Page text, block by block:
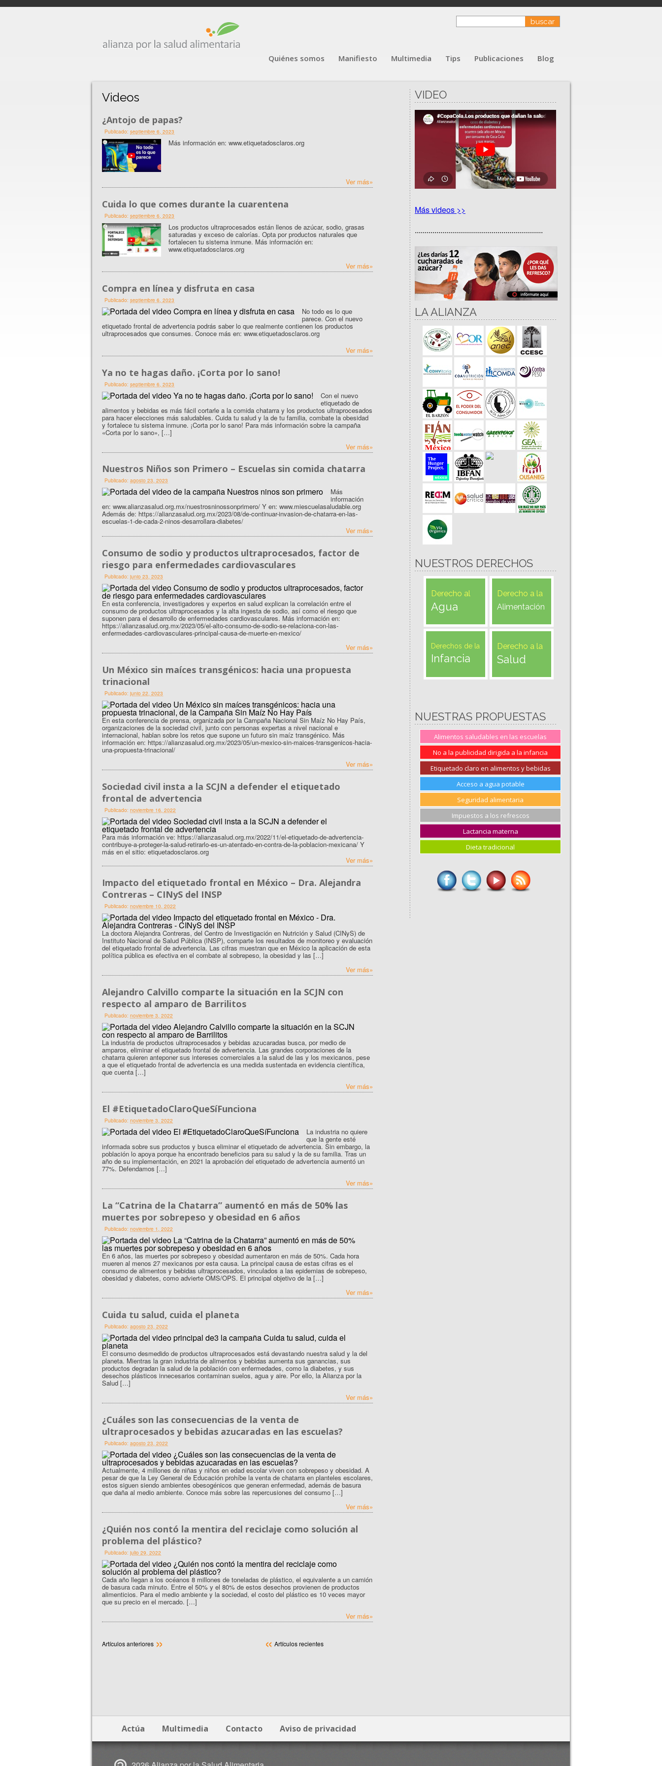
Quiénes somos Manifiesto Multimedia Tips Publicaciones Blog
Videos
¿Antojo de papas?
Publicado: septiembre 6, 2023
Más información en: www.etiquetadosclaros.org
Ver más»
Cuida lo que comes durante la cuarentena
Publicado: septiembre 6, 2023
Los productos ultraprocesados están llenos de azúcar, sodio, grasas
saturadas y exceso de calorías. Opta por productos naturales que
fortalecen tu sistema inmune. Más información en:
www.etiquetadosclaros.org
Ver más»
Compra en línea y disfruta en casa
Publicado: septiembre 6, 2023
No todo es lo que
parece. Con el nuevo
etiquetado frontal de advertencia podrás saber lo que realmente contienen los productos
ultraprocesados que consumes. Conoce más en: www.etiquetadosclaros.org
Ver más»
Ya no te hagas daño. ¡Corta por lo sano!
Publicado: septiembre 6, 2023
Con el nuevo
etiquetado de
alimentos y bebidas es más fácil cortarle a la comida chatarra y los productos ultraprocesados
para hacer elecciones más saludables. Cuida tu salud y la de tu familia, combate la obesidad
y fortalece tu sistema inmune. ¡Corta por lo sano! Para más información sobre la campaña
«Corta por lo sano», […]
Ver más»
Nuestros Niños son Primero – Escuelas sin comida chatarra
Publicado: agosto 23, 2023
Más
información
en: www.alianzasalud.org.mx/nuestrosninossonprimero/ Y en: www.miescuelasaludable.org
Además de: https://alianzasalud.org.mx/2023/08/de-continuar-invasion-de-chatarra-en-las-
escuelas-1-de-cada-2-ninos-desarrollara-diabetes/
Ver más»
Consumo de sodio y productos ultraprocesados, factor de
riesgo para enfermedades cardiovasculares
Publicado: junio 23, 2023
En esta conferencia, investigadores y expertos en salud explican la correlación entre el
consumo de productos ultraprocesados y la alta ingesta de sodio, así como el riesgo que
suponen para el desarrollo de enfermedades cardiovasculares. Más información en:
https://alianzasalud.org.mx/2023/05/el-alto-consumo-de-sodio-se-relaciona-con-las-
enfermedades-cardiovasculares-principal-causa-de-muerte-en-mexico/
Ver más»
Un México sin maíces transgénicos: hacia una propuesta
trinacional
Publicado: junio 22, 2023
En esta conferencia de prensa, organizada por la Campaña Nacional Sin Maíz No Hay País,
organizaciones de la sociedad civil, junto con personas expertas a nivel nacional e
internacional, hablan sobre los retos que supone un futuro sin maíz transgénico. Más
información en: https://alianzasalud.org.mx/2023/05/un-mexico-sin-maices-transgenicos-hacia-
una-propuesta-trinacional/
Ver más»
Sociedad civil insta a la SCJN a defender el etiquetado
frontal de advertencia
Publicado: noviembre 16, 2022
Para más información ve: https://alianzasalud.org.mx/2022/11/el-etiquetado-de-advertencia-
contribuye-a-proteger-la-salud-retirarlo-es-un-atentado-en-contra-de-la-poblacion-mexicana/ Y
más en el sitio: etiquetadosclaros.org
Ver más»
Impacto del etiquetado frontal en México – Dra. Alejandra
Contreras – CINyS del INSP
Publicado: noviembre 10, 2022
La doctora Alejandra Contreras, del Centro de Investigación en Nutrición y Salud (CINyS) de
Instituto Nacional de Salud Pública (INSP), comparte los resultados de monitoreo y evaluación
del etiquetado frontal de advertencia. Las cifras muestran que en México la aplicación de esta
política pública es efectiva en el combate al sobrepeso, la obesidad y las […]
Ver más»
Alejandro Calvillo comparte la situación en la SCJN con
respecto al amparo de Barrilitos
Publicado: noviembre 3, 2022
La industria de productos ultraprocesados y bebidas azucaradas busca, por medio de
amparos, eliminar el etiquetado frontal de advertencia. Las grandes corporaciones de la
chatarra quieren anteponer sus intereses comerciales a la salud de las y los mexicanos, pese
a que el etiquetado frontal de advertencia es una medida sustentada en evidencia científica,
que cuenta […]
Ver más»
El #EtiquetadoClaroQueSíFunciona
Publicado: noviembre 3, 2022
La industria no quiere
que la gente esté
informada sobre sus productos y busca eliminar el etiquetado de advertencia. Sin embargo, la
población lo apoya porque ha encontrado beneficios para su salud y la de su familia. Tras un
año de su implementación, en 2021 la aprobación del etiquetado de advertencia aumentó un
77%. Defendamos […]
Ver más»
La “Catrina de la Chatarra” aumentó en más de 50% las
muertes por sobrepeso y obesidad en 6 años
Publicado: noviembre 1, 2022
En 6 años, las muertes por sobrepeso y obesidad aumentaron en más de 50%. Cada hora
mueren al menos 27 mexicanos por esta causa. La principal causa de estas cifras es el
consumo de alimentos y bebidas ultraprocesados, vinculados a las epidemias de sobrepeso,
obesidad y diabetes, como advierte OMS/OPS. El principal objetivo de la […]
Ver más»
Cuida tu salud, cuida el planeta
Publicado: agosto 23, 2022
El consumo desmedido de productos ultraprocesados está devastando nuestra salud y la del
planeta. Mientras la gran industria de alimentos y bebidas aumenta sus ganancias, sus
productos degradan la salud de la población con enfermedades, como la diabetes, y sus
desechos plásticos innecesarios contaminan suelos, agua y aire. Por ello, la Alianza por la
Salud […]
Ver más»
¿Cuáles son las consecuencias de la venta de
ultraprocesados y bebidas azucaradas en las escuelas?
Publicado: agosto 23, 2022
Actualmente, 4 millones de niñas y niños en edad escolar viven con sobrepeso y obesidad. A
pesar de que la Ley General de Educación prohíbe la venta de chatarra en planteles escolares,
estos siguen siendo ambientes obesogénicos que generan enfermedad, además de basura
que daña al medio ambiente. Conoce más sobre las repercusiones del consumo […]
Ver más»
¿Quién nos contó la mentira del reciclaje como solución al
problema del plástico?
Publicado: julio 29, 2022
Cada año llegan a los océanos 8 millones de toneladas de plástico, el equivalente a un camión
de basura cada minuto. Entre el 50% y el 80% de estos desechos provienen de productos
alimenticios. Para el medio ambiente y la sociedad, el costo del plástico es 10 veces mayor
que su precio en el mercado. […]
Ver más»
Artículos anteriores » « Artículos recientes
VIDEO
Más videos >>
.................................................................
LA ALIANZA
NUESTROS DERECHOS
Derecho al
Agua
Derecho a la
Alimentación
Derechos de la
Infancia
Derecho a la
Salud
NUESTRAS PROPUESTAS
Alimentos saludables en las escuelas
No a la publicidad dirigida a la infancia
Etiquetado claro en alimentos y bebidas
Acceso a agua potable
Seguridad alimentaria
Impuestos a los refrescos
Lactancia materna
Dieta tradicional
Actúa Multimedia Contacto Aviso de privacidad